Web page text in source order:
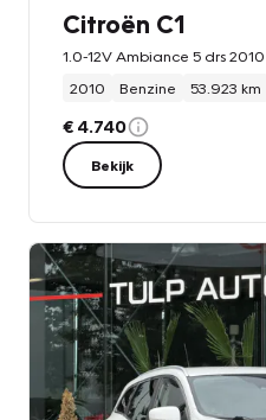
Citroën C1
1.0-12V Ambiance 5 drs
2010
Benzine 53.923 km
€ 4.740
Bekijk